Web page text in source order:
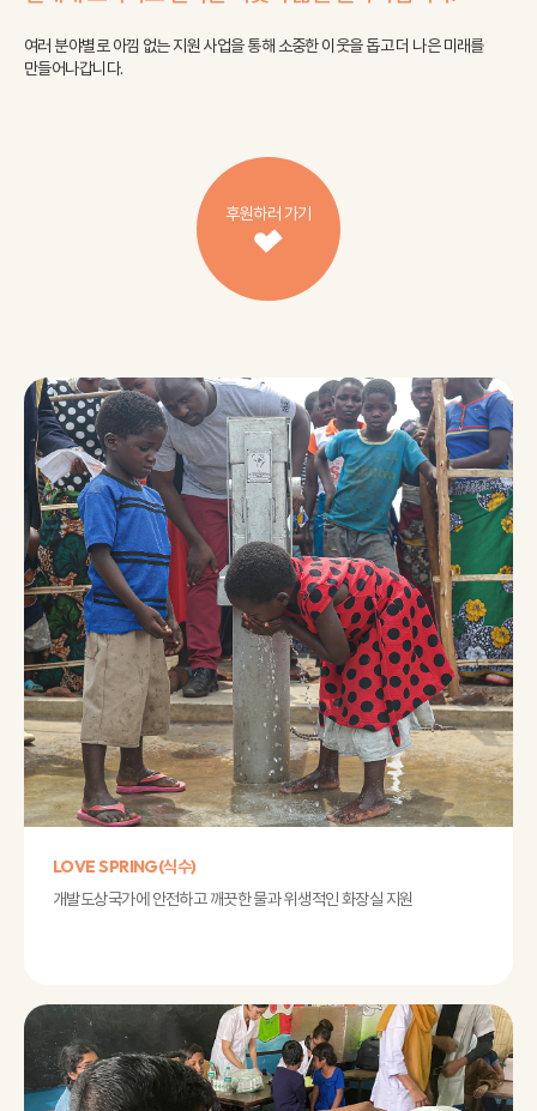
여러 분야별로 아낌 없는 지원 사업을 통해 소중한 이웃을 돕고 더 나은 미래를
만들어나갑니다.
후원하러 가기
LOVE SPRING(식수)
개발도상국가에 안전하고 깨끗한 물과 위생적인 화장실 지원